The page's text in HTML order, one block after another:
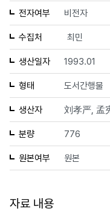
전자여부 비전자
수집처 최민
생산일자 1993.01
형태 도서간행물
생산자 刘孝严, 孟
분량 776
원본여부 원본
자료 내용